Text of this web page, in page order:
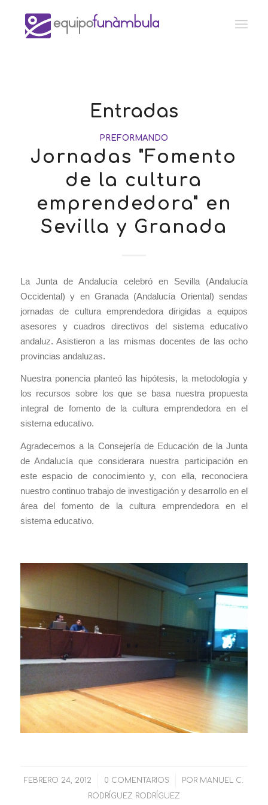
Entradas
PREFORMANDO
Jornadas "Fomento
de la cultura
emprendedora" en
Sevilla y Granada
La Junta de Andalucía celebró en Sevilla (Andalucía
Occidental) y en Granada (Andalucía Oriental) sendas
jornadas de cultura emprendedora dirigidas a equipos
asesores y cuadros directivos del sistema educativo
andaluz. Asistieron a las mismas docentes de las ocho
provincias andaluzas.
Nuestra ponencia planteó las hipótesis, la metodología y
los recursos sobre los que se basa nuestra propuesta
integral de fomento de la cultura emprendedora en el
sistema educativo.
Agradecemos a la Consejería de Educación de la Junta
de Andalucía que considerara nuestra participación en
este espacio de conocimiento y, con ella, reconociera
nuestro continuo trabajo de investigación y desarrollo en el
área del fomento de la cultura emprendedora en el
sistema educativo.
FEBRERO 24, 2012
/ 0 COMENTARIOS
/ POR MANUEL C.
RODRÍGUEZ RODRÍGUEZ